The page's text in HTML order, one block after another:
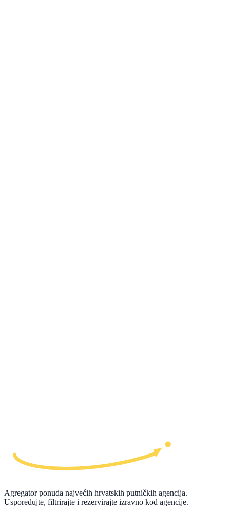
Agregator ponuda najvećih hrvatskih putničkih agencija.
Uspoređujte, filtrirajte i rezervirajte izravno kod agencije.